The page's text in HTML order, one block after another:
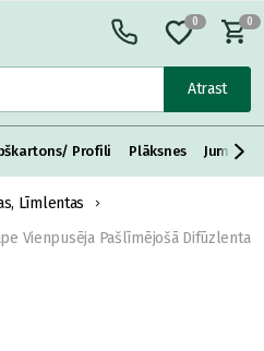
Atrast
0 0
Profili Plāksnes Jumta
Līmlentas
Vienpusēja Pašlīmējošā Difūzlenta